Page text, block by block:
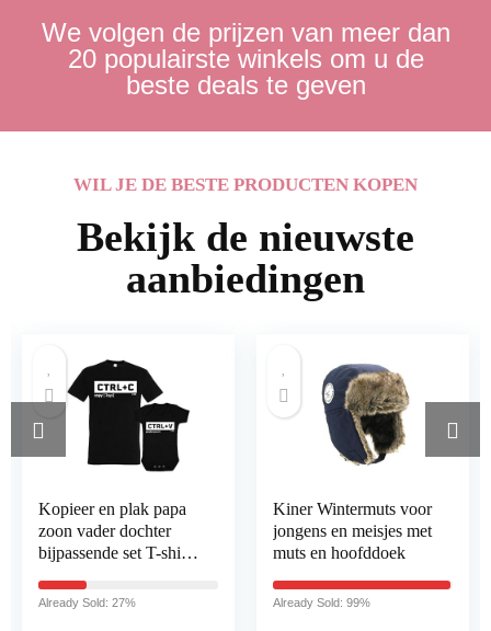
We volgen de prijzen van meer dan
20 populairste winkels om u de
beste deals te geven
WIL JE DE BESTE PRODUCTEN KOPEN
Bekijk de nieuwste
aanbiedingen
Kopieer en plak papa
zoon vader dochter
bijpassende set T-shirt
cadeau zwart
Already Sold: 27%
Kiner Wintermuts voor
jongens en meisjes met
muts en hoofddoek
Already Sold: 99%